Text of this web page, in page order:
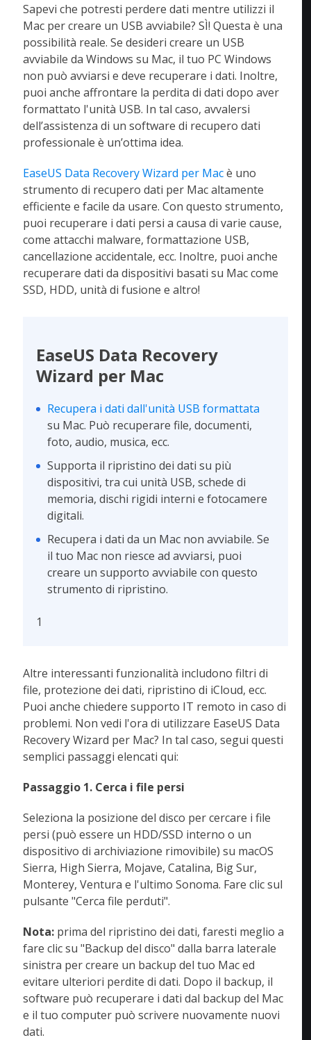
Sapevi che potresti perdere dati mentre utilizzi il
Mac per creare un USB avviabile? SÌ! Questa è una
possibilità reale. Se desideri creare un USB
avviabile da Windows su Mac, il tuo PC Windows
non può avviarsi e deve recuperare i dati. Inoltre,
puoi anche affrontare la perdita di dati dopo aver
formattato l'unità USB. In tal caso, avvalersi
dell’assistenza di un software di recupero dati
professionale è un’ottima idea.
EaseUS Data Recovery Wizard per Macè uno
strumento di recupero dati per Mac altamente
efficiente e facile da usare. Con questo strumento,
puoi recuperare i dati persi a causa di varie cause,
come attacchi malware, formattazione USB,
cancellazione accidentale, ecc. Inoltre, puoi anche
recuperare dati da dispositivi basati su Mac come
SSD, HDD, unità di fusione e altro!
EaseUS Data Recovery
Wizard per Mac
Recupera i dati dall'unità USB formattata
su Mac. Può recuperare file, documenti,
foto, audio, musica, ecc.
Supporta il ripristino dei dati su più
dispositivi, tra cui unità USB, schede di
memoria, dischi rigidi interni e fotocamere
digitali.
Recupera i dati da un Mac non avviabile. Se
il tuo Mac non riesce ad avviarsi, puoi
creare un supporto avviabile con questo
strumento di ripristino.
1
Altre interessanti funzionalità includono filtri di
file, protezione dei dati, ripristino di iCloud, ecc.
Puoi anche chiedere supporto IT remoto in caso di
problemi. Non vedi l'ora di utilizzare EaseUS Data
Recovery Wizard per Mac? In tal caso, segui questi
semplici passaggi elencati qui:
Passaggio 1. Cerca i file persi
Seleziona la posizione del disco per cercare i file
persi (può essere un HDD/SSD interno o un
dispositivo di archiviazione rimovibile) su macOS
Sierra, High Sierra, Mojave, Catalina, Big Sur,
Monterey, Ventura e l'ultimo Sonoma. Fare clic sul
pulsante "Cerca file perduti".
Nota: prima del ripristino dei dati, faresti meglio a
fare clic su "Backup del disco" dalla barra laterale
sinistra per creare un backup del tuo Mac ed
evitare ulteriori perdite di dati. Dopo il backup, il
software può recuperare i dati dal backup del Mac
e il tuo computer può scrivere nuovamente nuovi
dati.